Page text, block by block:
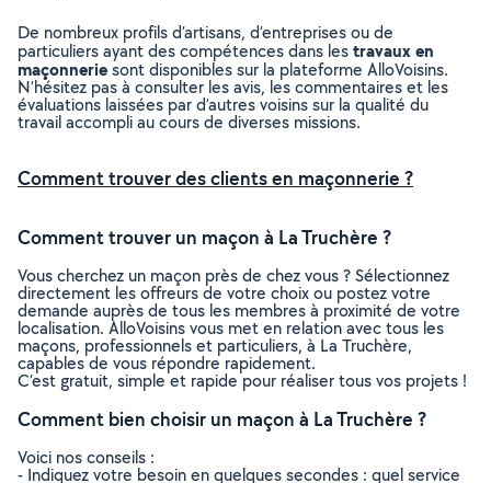
De nombreux profils d’artisans, d’entreprises ou de
particuliers ayant des compétences dans lestravaux en
maçonneriesont disponibles sur la plateforme AlloVoisins.
N’hésitez pas à consulter les avis, les commentaires et les
évaluations laissées par d’autres voisins sur la qualité du
travail accompli au cours de diverses missions.
Comment trouver des clients en maçonnerie ?
Comment trouver un maçon à La Truchère ?
Vous cherchez un maçon près de chez vous ? Sélectionnez
directement les offreurs de votre choix ou postez votre
demande auprès de tous les membres à proximité de votre
localisation. AlloVoisins vous met en relation avec tous les
maçons, professionnels et particuliers, à La Truchère,
capables de vous répondre rapidement.
C’est gratuit, simple et rapide pour réaliser tous vos projets !
Comment bien choisir un maçon à La Truchère ?
Voici nos conseils :
- Indiquez votre besoin en quelques secondes : quel service